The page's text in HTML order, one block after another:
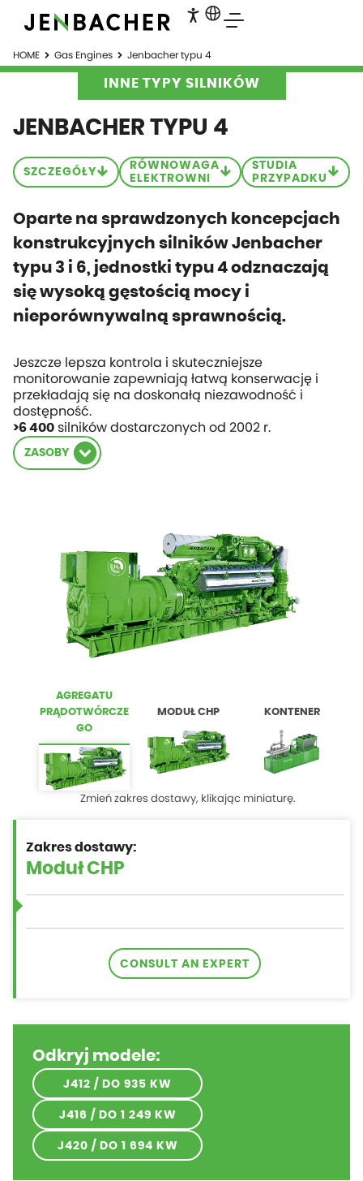
HOME Gas Engines Jenbacher typu 4
INNE TYPY SILNIKÓW
JENBACHER TYPU 4
SZCZEGÓŁY
RÓWNOWAGA
ELEKTROWNI
STUDIA
PRZYPADKU
Oparte na sprawdzonych koncepcjach
konstrukcyjnych silników Jenbacher
typu 3 i 6, jednostki typu 4 odznaczają
się wysoką gęstością mocy i
nieporównywalną sprawnością.
Jeszcze lepsza kontrola i skuteczniejsze
monitorowanie zapewniają łatwą konserwację i
przekładają się na doskonałą niezawodność i
dostępność.
>6 400 silników dostarczonych od 2002 r.
ZASOBY
AGREGATU
PRĄDOTWÓRCZE
GO
MODUŁ CHP KONTENER
Zmień zakres dostawy, klikając miniaturę.
Zakres dostawy:
CONSULT AN EXPERT
Odkryj modele:
J412 / DO 935 KW
J416 / DO 1 249 KW
J420 / DO 1 694 KW